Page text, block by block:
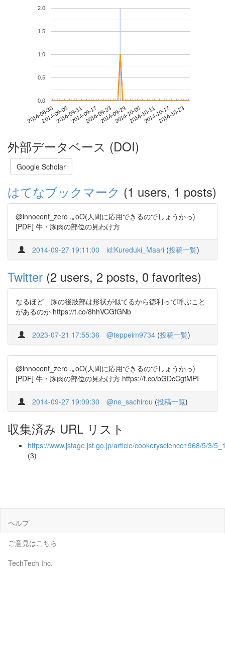
2014-08-302014-09-052014-09-112014-09-172014-09-232014-09-292014-10-052014-10-112014-10-172014-10-23
0.0
0.5
1.0
1.5
2.0
外部データベース (DOI)
Google Scholar
はてなブックマーク (1 users, 1 posts)
@innocent_zero .｡oO(人間に応用できるのでしょうかっ)
[PDF] 牛・豚肉の部位の見わけ方
2014-09-27 19:11:00 id:Kureduki_Maari (投稿一覧)
Twitter (2 users, 2 posts, 0 favorites)
なるほど 豚の後肢部は形状が似てるから徳利って呼ぶこと
があるのか https://t.co/8hhVCGfGNb
2023-07-21 17:55:36 @teppeim9734 (投稿一覧)
@innocent_zero .｡oO(人間に応用できるのでしょうかっ)
[PDF] 牛・豚肉の部位の見わけ方 https://t.co/bGDcCgtMPI
2014-09-27 19:09:30 @ne_sachirou (投稿一覧)
収集済み URL リスト
https://www.jstage.jst.go.jp/article/cookeryscience1968/5/3/
(3)
ヘルプ
ご意見はこちら
TechTech Inc.